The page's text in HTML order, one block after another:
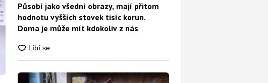
Působí jako všední obrazy, mají přitom
hodnotu vyšších stovek tisíc korun.
Doma je může mít kdokoliv z nás